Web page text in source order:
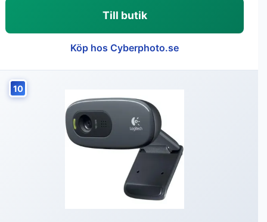
Till butik
Köp hos Cyberphoto.se
10